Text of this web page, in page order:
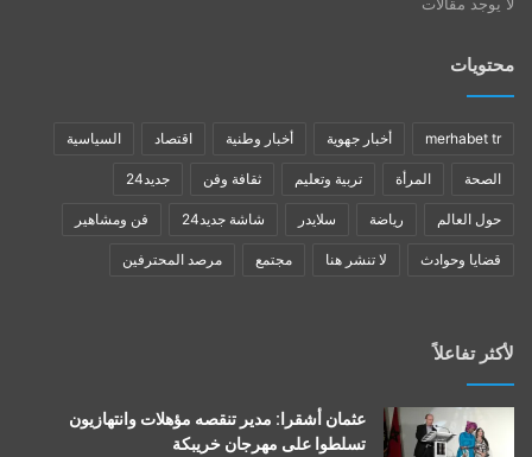
محتويات
merhabet tr أخبار جهوية أخبار وطنية اقتصاد السياسية
الصحة المرأة تربية وتعليم ثقافة وفن جديد24
حول العالم رياضة سلايدر شاشة جديد24 فن ومشاهير
قضايا وحوادث لا تنشر هنا مجتمع مرصد المحترفين
لأكثر تفاعلاً
عثمان أشقرا: مدير تنقصه مؤهلات وانتهازيون
تسلطوا على مهرجان خريبكة